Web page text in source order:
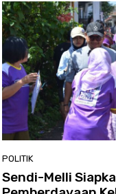
POLITIK
Sendi-Melli